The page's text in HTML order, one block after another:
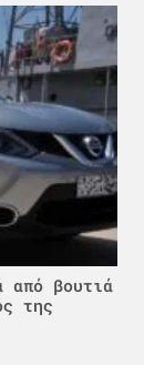
από βουτιά
της